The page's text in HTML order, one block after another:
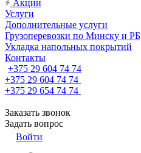
Акции
Услуги
Дополнительные услуги
Грузоперевозки по Минску и РБ
Укладка напольных покрытий
Контакты
+375 29 604 74 74
+375 29 604 74 74
+375 29 654 74 74
Заказать звонок
Задать вопрос
Войти